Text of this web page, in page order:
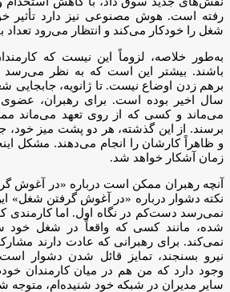
رفته است. هوش مصنوعی نیز دارد تأثیر
شغل را خودکار می‌کند و انتظار می‌رود تعداد
به‌طور خلاصه، لزوماً این نیست که
باشند. بیشتر این است که به نظر می‌رسد
سال اخیر بوده است. برای رهبران،
می‌ماند و کسی که از روی تعهد می‌ماند
برسند. از این گذشته، هر دو پشت میز خود،
و ظاهراً کارشان را انجام می‌دهند. مشکل
زمان آشکار خواهد شد.
آنچه رهبران ممکن است درباره «در آغوش
نکته دشوار درباره «در آغوش گرفتن شغل»
نمی‌رسد دست‌کم در نگاه اول. اما کارمندی
شده، مانند کسی که واقعاً در شغل خود
نمی‌کند. برای رهبرانی که عادت دارند
نیرو بسنجند، تمایز قائل شدن دشوار
وجود دارد که من هم در میان کارمندان
سایر مدیران در شبکه خود شنیده‌ام، متوجه